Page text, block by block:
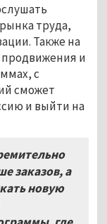
труда,
Также на
продвижения и
с
сможет
и выйти на
заказов, а
новую